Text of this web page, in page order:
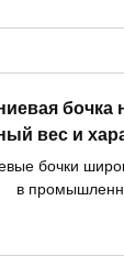
бочка
вес и
бочки
в